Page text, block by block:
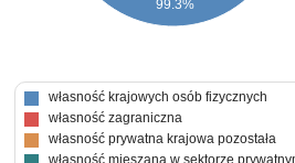
99.3%
własność krajowych osób fizycznych
własność zagraniczna
własność prywatna krajowa pozostała
własność mieszana w sektorze